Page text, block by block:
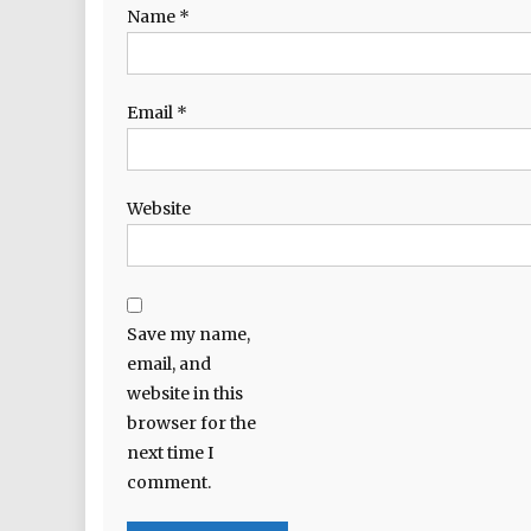
Name *
Email *
Website
Save my name,
email, and
website in this
browser for the
next time I
comment.